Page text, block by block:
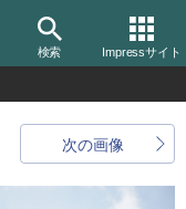
検索 Impressサイト
次の画像